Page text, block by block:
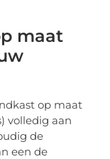
maat
op maat
volledig aan
de
een de